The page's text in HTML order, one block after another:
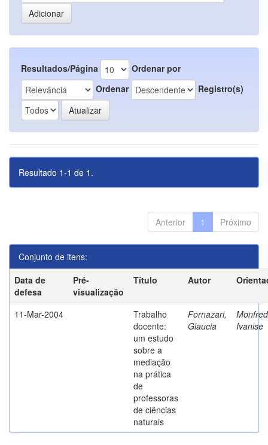
Resultados/Página
Ordenar por
Ordenar
Registro(s)
Resultado 1-1 de 1.
Anterior 1 Próximo
Conjunto de itens:
Data de
defesa
Pré-
visualização
Título Autor
11-Mar-2004
Trabalho
docente:
um estudo
sobre a
mediação
na prática
de
professoras
de ciências
naturais
Fornazari,
Glaucia
Ivanise